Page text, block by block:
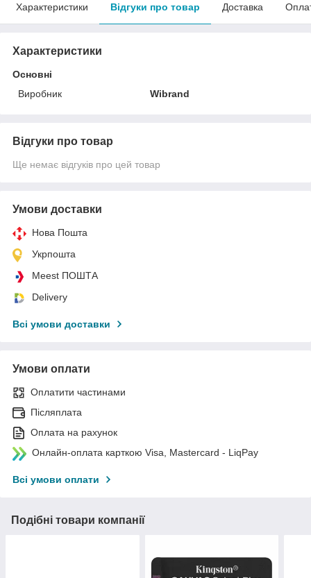
Характеристики Відгуки про товар Доставка
Характеристики
Основні
Виробник
Wibrand
Відгуки про товар
Ще немає відгуків про цей товар
Умови доставки
Нова Пошта
Укрпошта
Meest ПОШТА
Delivery
Всі умови доставки
Умови оплати
Оплатити частинами
Післяплата
Оплата на рахунок
Онлайн-оплата карткою Visa, Mastercard - LiqPay
Всі умови оплати
Подібні товари компанії